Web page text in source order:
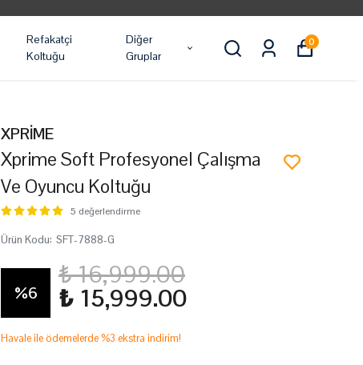
Refakatçi
Koltuğu
Diğer
Gruplar
0
XPRİME
Xprime Soft Profesyonel Çalışma
Ve Oyuncu Koltuğu
5 değerlendirme
Ürün Kodu: SFT-7888-G
%6
₺ 16,999.00
₺ 15,999.00
Havale ile ödemelerde %3 ekstra indirim!